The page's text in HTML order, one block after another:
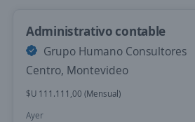
Administrativo contable
Grupo Humano Consultores
Centro, Montevideo
$U 111.111,00 (Mensual)
Ayer